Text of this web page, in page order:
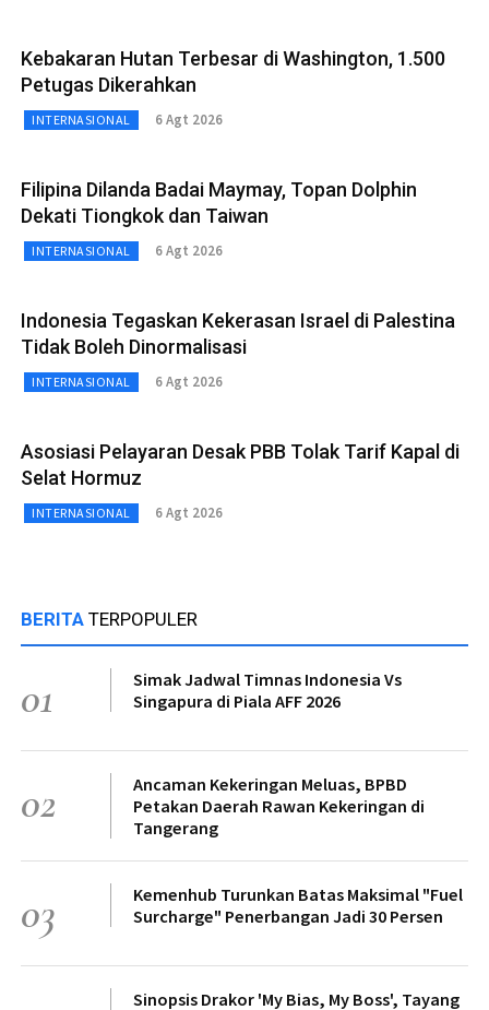
Kebakaran Hutan Terbesar di Washington, 1.500
Petugas Dikerahkan
INTERNASIONAL 6 Agt 2026
Filipina Dilanda Badai Maymay, Topan Dolphin
Dekati Tiongkok dan Taiwan
INTERNASIONAL 6 Agt 2026
Indonesia Tegaskan Kekerasan Israel di Palestina
Tidak Boleh Dinormalisasi
INTERNASIONAL 6 Agt 2026
Asosiasi Pelayaran Desak PBB Tolak Tarif Kapal di
Selat Hormuz
INTERNASIONAL 6 Agt 2026
BERITA TERPOPULER
01
Simak Jadwal Timnas Indonesia Vs
Singapura di Piala AFF 2026
02
Ancaman Kekeringan Meluas, BPBD
Petakan Daerah Rawan Kekeringan di
Tangerang
03
Kemenhub Turunkan Batas Maksimal "Fuel
Surcharge" Penerbangan Jadi 30 Persen
Sinopsis Drakor 'My Bias, My Boss', Tayang